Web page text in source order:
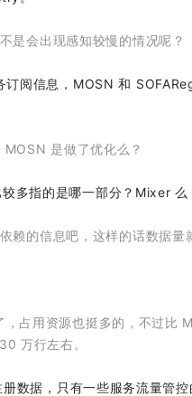
是会出现感知较慢的情况呢？
阅信息，MOSN 和
是做了优化么？
多指的是哪一部分？Mixer 么
赖的信息吧，这样的话数据量
，占用资源也挺多的，不过
万行左右。
数据，只有一些服务流量管